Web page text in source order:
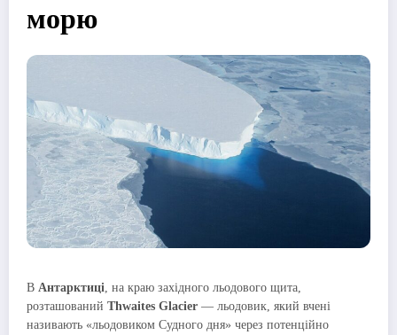
морю
В Антарктиці , на краю західного льодового щита,
розташований Thwaites Glacier — льодовик, який вчені
називають «льодовиком Судного дня» через потенційно